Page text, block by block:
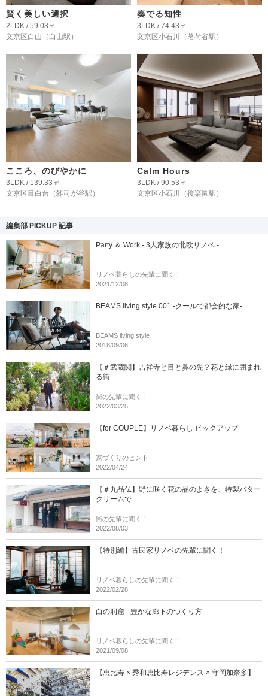
賢く美しい選択
2LDK / 59.03㎡
文京区白山 （白山駅）
奏でる知性
3LDK / 74.43㎡
文京区小石川
（茗荷谷駅）
こころ、のびやかに
3LDK / 139.33㎡
文京区目白台 （雑司が谷駅）
Calm Hours
3LDK / 90.53㎡
文京区小石川
（後楽園駅）
編集部 PICKUP 記事
Party ＆ Work - 3人家族の北欧リノベ -
リノベ暮らしの先輩に聞く！
2021/12/08
BEAMS living style 001 -クールで都会的な家-
BEAMS living style
2018/09/06
【＃武蔵関】吉祥寺と目と鼻の先？花と緑に囲まれ
る街
街の先輩に聞く！
2022/03/25
【for COUPLE】リノベ暮らし ピックアップ
家づくりのヒント
2022/04/24
【＃九品仏】野に咲く花の品のよさを、特製バター
クリームで
街の先輩に聞く！
2022/08/03
【特別編】古民家リノベの先輩に聞く！
リノベ暮らしの先輩に聞く！
2022/02/28
白の洞窟 - 豊かな廊下のつくり方 -
リノベ暮らしの先輩に聞く！
2021/09/08
【恵比寿 × 秀和恵比寿レジデンス × 守岡加奈多】